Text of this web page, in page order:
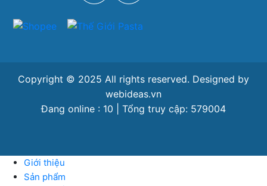
Copyright © 2025 All rights reserved. Designed by
webideas.vn
Đang online : 10 | Tổng truy cập: 579004
Giới thiệu
Sản phẩm